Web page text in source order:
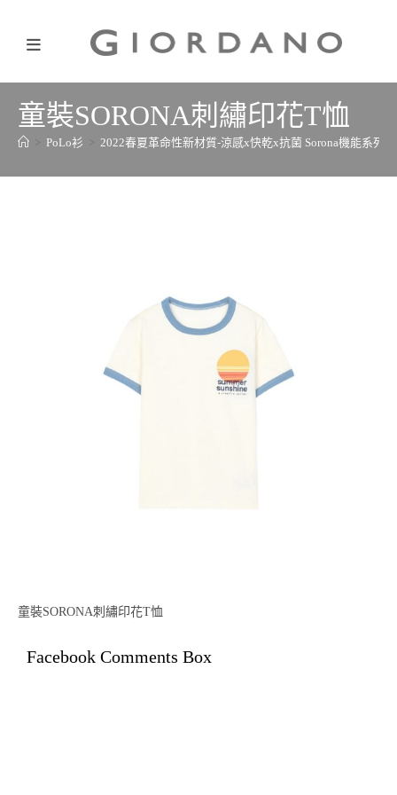
童裝SORONA刺繡印花T恤
PoLo衫 2022春夏革命性新材質-涼感x快乾x抗菌 Sorona機能系列
童裝SORONA刺繡印花T恤
Facebook Comments Box